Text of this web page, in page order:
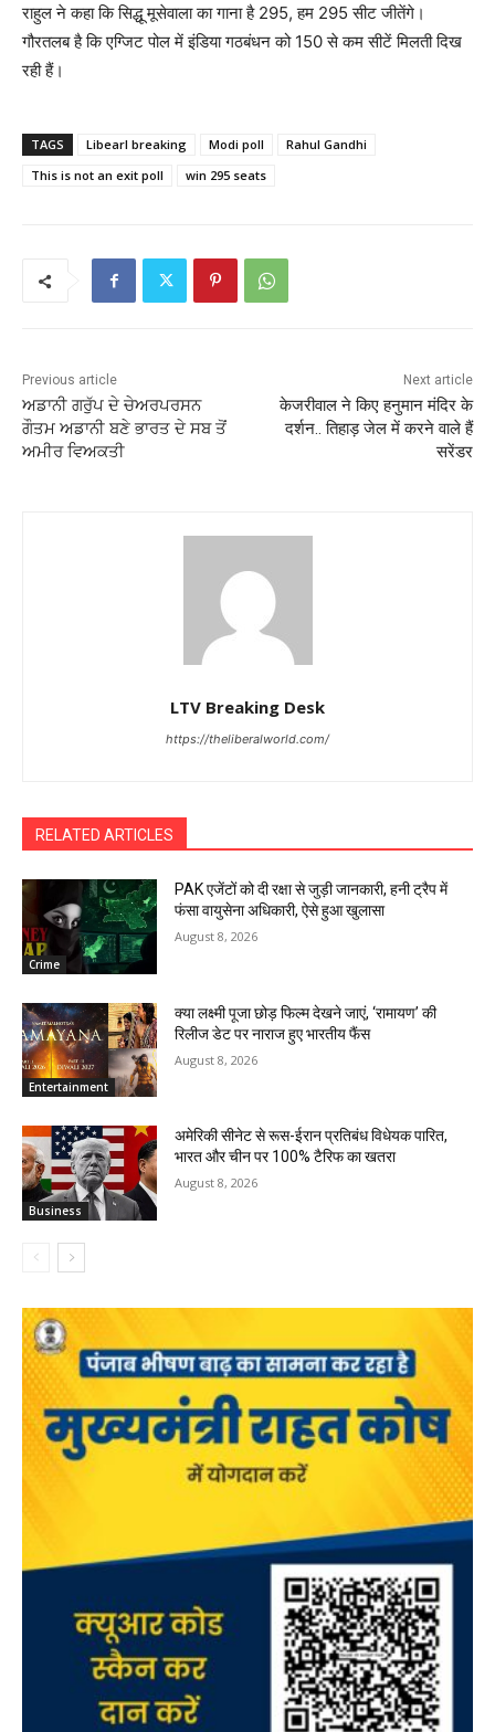
राहुल ने कहा कि सिद्धू मूसेवाला का गाना है 295, हम 295 सीट जीतेंगे।
गौरतलब है कि एग्जिट पोल में इंडिया गठबंधन को 150 से कम सीटें मिलती दिख
रही हैं।
TAGS Libearl breaking Modi poll
Rahul Gandhi
This is not an exit poll
win 295 seats
Previous article
ਅਡਾਨੀ ਗਰੁੱਪ ਦੇ ਚੇਅਰਪਰਸਨ
ਗੌਤਮ ਅਡਾਨੀ ਬਣੇ ਭਾਰਤ ਦੇ ਸਬ ਤੋਂ
ਅਮੀਰ ਵਿਅਕਤੀ
Next article
केजरीवाल ने किए हनुमान मंदिर के
दर्शन.. तिहाड़ जेल में करने वाले हैं
सरेंडर
LTV Breaking Desk
https://theliberalworld.com/
RELATED ARTICLES
Crime
PAK एजेंटों को दी रक्षा से जुड़ी जानकारी, हनी ट्रैप में
फंसा वायुसेना अधिकारी, ऐसे हुआ खुलासा
August 8, 2026
Entertainment
क्या लक्ष्मी पूजा छोड़ फिल्म देखने जाएं, ‘रामायण’ की
रिलीज डेट पर नाराज हुए भारतीय फैंस
August 8, 2026
Business
अमेरिकी सीनेट से रूस-ईरान प्रतिबंध विधेयक पारित,
भारत और चीन पर 100% टैरिफ का खतरा
August 8, 2026